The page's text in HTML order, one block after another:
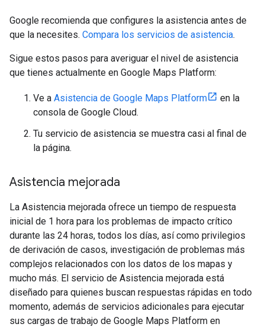
Google recomienda que configures la asistencia antes de
que la necesites. Compara los servicios de asistencia.
Sigue estos pasos para averiguar el nivel de asistencia
que tienes actualmente en Google Maps Platform:
Ve a Asistencia de Google Maps Platform
en la
consola de Google Cloud.
Tu servicio de asistencia se muestra casi al final de
la página.
Asistencia mejorada
La Asistencia mejorada ofrece un tiempo de respuesta
inicial de 1 hora para los problemas de impacto crítico
durante las 24 horas, todos los días, así como privilegios
de derivación de casos, investigación de problemas más
complejos relacionados con los datos de los mapas y
mucho más. El servicio de Asistencia mejorada está
diseñado para quienes buscan respuestas rápidas en todo
momento, además de servicios adicionales para ejecutar
sus cargas de trabajo de Google Maps Platform en